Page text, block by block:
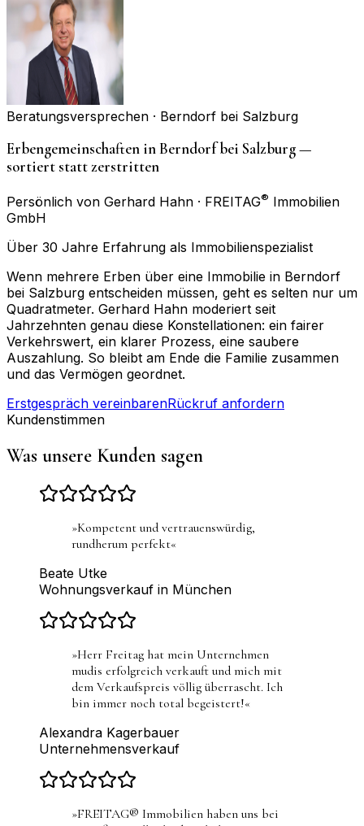
Beratungsversprechen · Berndorf bei Salzburg
Erbengemeinschaften in Berndorf bei Salzburg —
sortiert statt zerstritten
Persönlich von Gerhard Hahn · FREITAG® Immobilien
GmbH
Über 30 Jahre Erfahrung als Immobilienspezialist
Wenn mehrere Erben über eine Immobilie in Berndorf
bei Salzburg entscheiden müssen, geht es selten nur um
Quadratmeter. Gerhard Hahn moderiert seit
Jahrzehnten genau diese Konstellationen: ein fairer
Verkehrswert, ein klarer Prozess, eine saubere
Auszahlung. So bleibt am Ende die Familie zusammen
und das Vermögen geordnet.
Erstgespräch vereinbarenRückruf anfordern
Kundenstimmen
Was unsere Kunden sagen
»Kompetent und vertrauenswürdig,
rundherum perfekt«
Beate Utke
Wohnungsverkauf in München
»Herr Freitag hat mein Unternehmen
mudis erfolgreich verkauft und mich mit
dem Verkaufspreis völlig überrascht. Ich
bin immer noch total begeistert!«
Alexandra Kagerbauer
Unternehmensverkauf
»FREITAG® Immobilien haben uns bei